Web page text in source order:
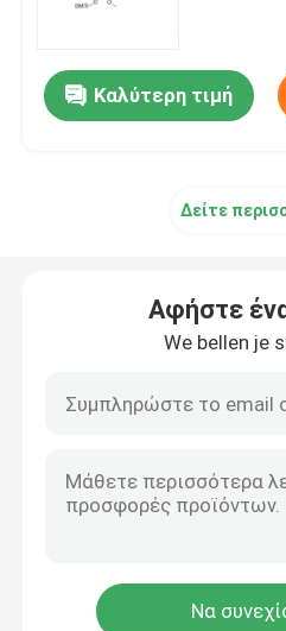
Αντιδραστήρες σύνθεσης
Σύστημα παράδοσης
Καλύτερη τιμή
Δείτε
Αφήστε
We bellen je